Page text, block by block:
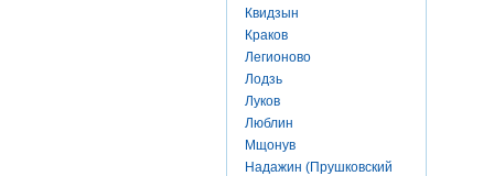
Квидзын
Краков
Легионово
Лодзь
Луков
Люблин
Мщонув
Надажин (Прушковский